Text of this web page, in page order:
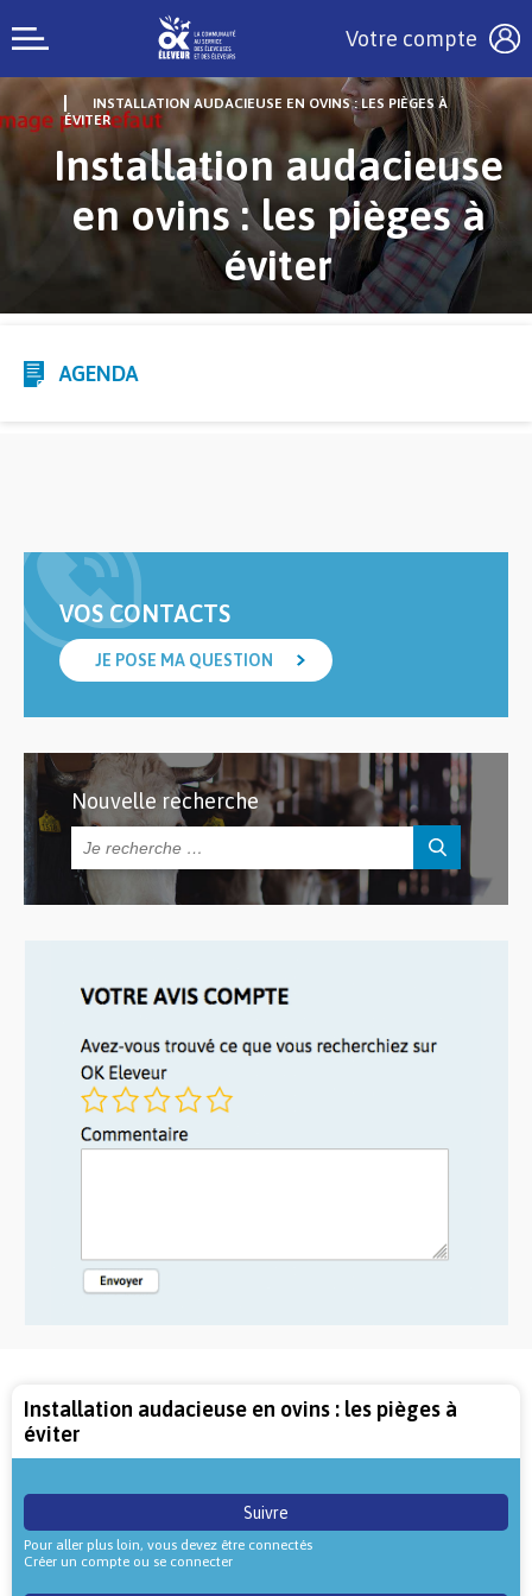
Votre compte
INSTALLATION AUDACIEUSE EN OVINS : LES PIÈGES À
ÉVITER
Installation audacieuse
en ovins : les pièges à
éviter
AGENDA
VOS CONTACTS
JE POSE MA QUESTION
Nouvelle recherche
Installation audacieuse en ovins : les pièges à
éviter
Suivre
Pour aller plus loin, vous devez être connectés
Créer un compte ou se connecter